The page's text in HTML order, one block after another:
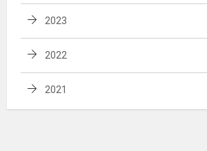
2023
2022
2021